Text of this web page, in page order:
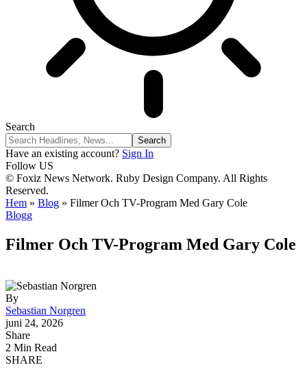
Search
Have an existing account? Sign In
Follow US
© Foxiz News Network. Ruby Design Company. All Rights
Reserved.
Hem » Blog » Filmer Och TV-Program Med Gary Cole
Blogg
Filmer Och TV-Program Med Gary Cole
By
Sebastian Norgren
juni 24, 2026
Share
2 Min Read
SHARE